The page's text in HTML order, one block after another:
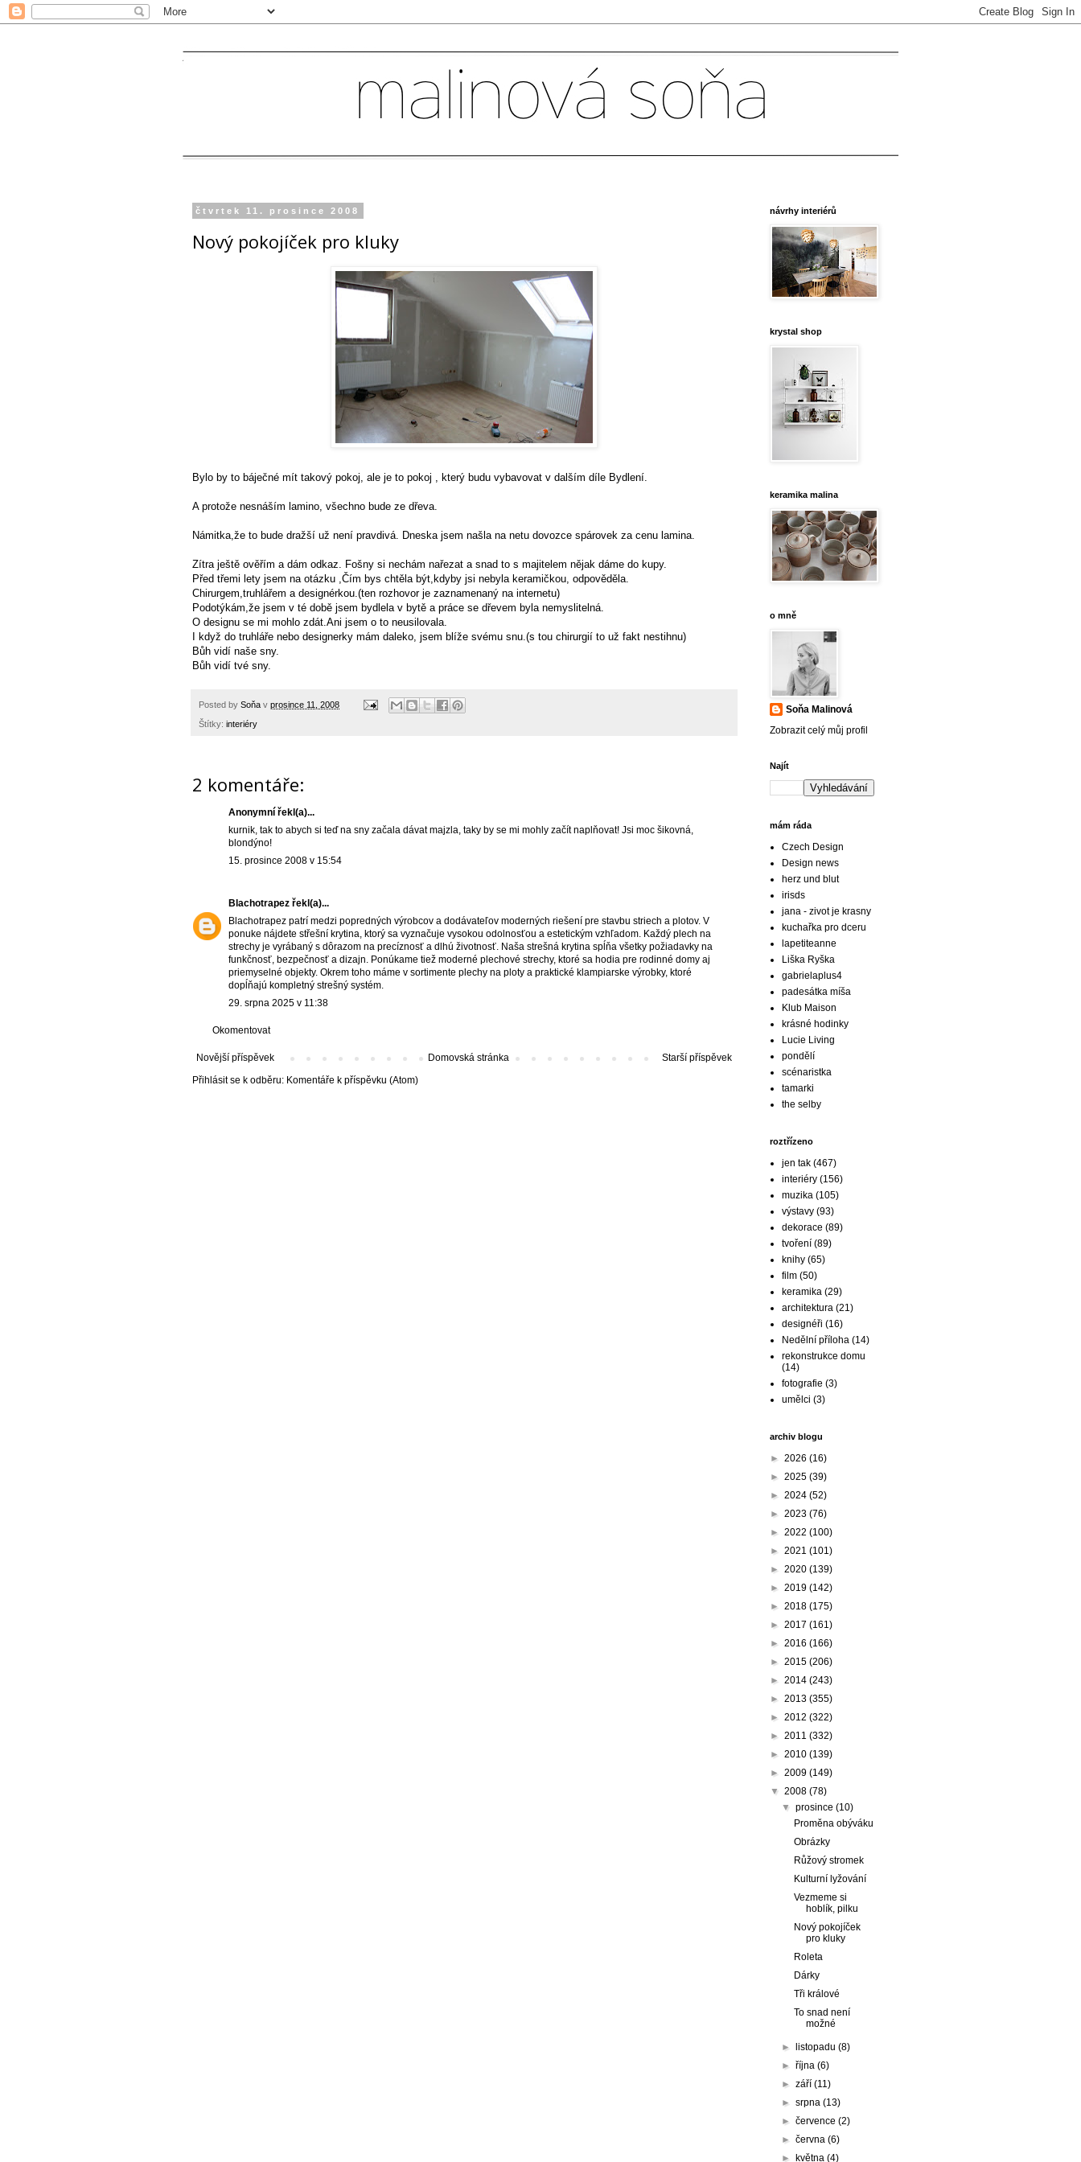
čtvrtek 11. prosince 2008
Nový pokojíček pro kluky
Bylo by to báječné mít takový pokoj, ale je to pokoj , který budu vybavovat v dalším díle Bydlení.
A protože nesnáším lamino, všechno bude ze dřeva.
Námitka,že to bude dražší už není pravdivá. Dneska jsem našla na netu dovozce spárovek za cenu lamina.
Zítra ještě ověřím a dám odkaz. Fošny si nechám nařezat a snad to s majitelem nějak dáme do kupy.
Před třemi lety jsem na otázku ,Čím bys chtěla být,kdyby jsi nebyla keramičkou, odpověděla.
Chirurgem,truhlářem a designérkou.(ten rozhovor je zaznamenaný na internetu)
Podotýkám,že jsem v té době jsem bydlela v bytě a práce se dřevem byla nemyslitelná.
O designu se mi mohlo zdát.Ani jsem o to neusilovala.
I když do truhláře nebo designerky mám daleko, jsem blíže svému snu.(s tou chirurgií to už fakt nestihnu)
Bůh vidí naše sny.
Bůh vidí tvé sny.
Posted by Soňa v prosince 11, 2008
Štítky: interiéry
2 komentáře:
Anonymní řekl(a)...
kurnik, tak to abych si teď na sny začala dávat majzla, taky by se mi mohly začít naplňovat! Jsi moc šikovná,
blondýno!
15. prosince 2008 v 15:54
Blachotrapez řekl(a)...
Blachotrapez patrí medzi popredných výrobcov a dodávateľov moderných riešení pre stavbu striech a plotov. V
ponuke nájdete střešní krytina, ktorý sa vyznačuje vysokou odolnosťou a estetickým vzhľadom. Každý plech na
strechy je vyrábaný s dôrazom na precíznosť a dlhú životnosť. Naša strešná krytina spĺňa všetky požiadavky na
funkčnosť, bezpečnosť a dizajn. Ponúkame tiež moderné plechové strechy, ktoré sa hodia pre rodinné domy aj
priemyselné objekty. Okrem toho máme v sortimente plechy na ploty a praktické klampiarske výrobky, ktoré
dopĺňajú kompletný strešný systém.
29. srpna 2025 v 11:38
Okomentovat
Novější příspěvek Starší příspěvek
Domovská stránka
Přihlásit se k odběru: Komentáře k příspěvku (Atom)
návrhy interiérů
krystal shop
keramika malina
o mně
Soňa Malinová
Zobrazit celý můj profil
Najít
mám ráda
Czech Design
Design news
herz und blut
irisds
jana - zivot je krasny
kuchařka pro dceru
lapetiteanne
Liška Ryška
gabrielaplus4
padesátka míša
Klub Maison
krásné hodinky
Lucie Living
pondělí
scénaristka
tamarki
the selby
roztřízeno
jen tak (467)
interiéry (156)
muzika (105)
výstavy (93)
dekorace (89)
tvoření (89)
knihy (65)
film (50)
keramika (29)
architektura (21)
designéři (16)
Nedělní příloha (14)
rekonstrukce domu
(14)
fotografie (3)
umělci (3)
archiv blogu
► 2026 (16)
► 2025 (39)
► 2024 (52)
► 2023 (76)
► 2022 (100)
► 2021 (101)
► 2020 (139)
► 2019 (142)
► 2018 (175)
► 2017 (161)
► 2016 (166)
► 2015 (206)
► 2014 (243)
► 2013 (355)
► 2012 (322)
► 2011 (332)
► 2010 (139)
► 2009 (149)
▼ 2008 (78)
▼prosince(10)
Proměna obýváku
Obrázky
Růžový stromek
Kulturní lyžování
Vezmeme si
hoblík, pilku
Nový pokojíček
pro kluky
Roleta
Dárky
Tři králové
To snad není
možné
► listopadu(8)
►října(6)
►září(11)
►srpna(13)
►července(2)
►června(6)
► května(4)